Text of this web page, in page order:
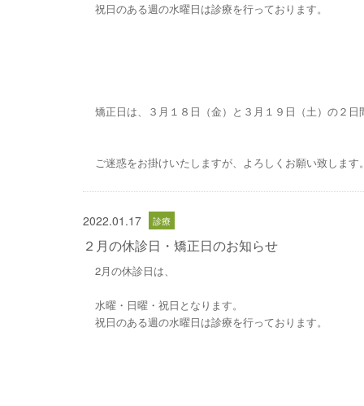
祝日のある週の水曜日は診療を行っております。
矯正日は、３月１８日（金）と３月１９日（土）の２日
ご迷惑をお掛けいたしますが、よろしくお願い致します。
2022.01.17
２月の休診日・矯正日のお知らせ
2月の休診日は、
水曜・日曜・祝日となります。
祝日のある週の水曜日は診療を行っております。